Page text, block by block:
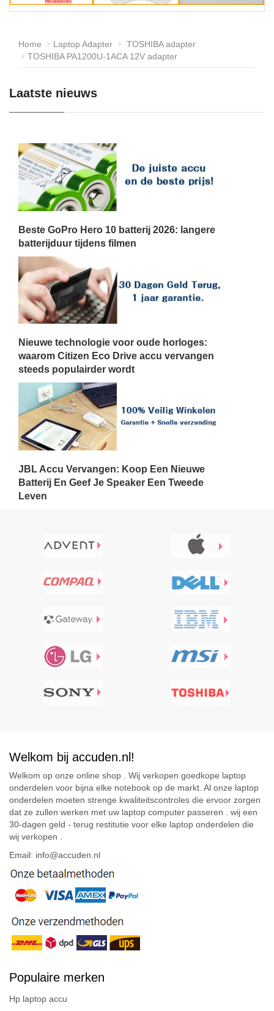
Home Laptop Adapter
TOSHIBA adapter
TOSHIBA PA1200U-1ACA 12V adapter
Laatste nieuws
Beste GoPro Hero 10 batterij 2026: langere
batterijduur tijdens filmen
Nieuwe technologie voor oude horloges:
waarom Citizen Eco Drive accu vervangen
steeds populairder wordt
JBL Accu Vervangen: Koop Een Nieuwe
Batterij En Geef Je Speaker Een Tweede
Leven
Welkom bij accuden.nl!
Welkom op onze online shop . Wij verkopen goedkope laptop
onderdelen voor bijna elke notebook op de markt. Al onze laptop
onderdelen moeten strenge kwaliteitscontroles die ervoor zorgen
dat ze zullen werken met uw laptop computer passeren . wij een
30-dagen geld - terug restitutie voor elke laptop onderdelen die
wij verkopen .
Email: info@accuden.nl
Populaire merken
Hp laptop accu